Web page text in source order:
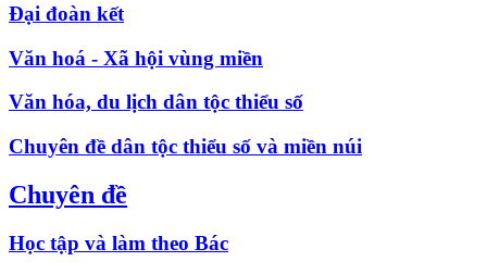
Đại đoàn kết
Văn hoá - Xã hội vùng miền
Văn hóa, du lịch dân tộc thiểu số
Chuyên đề dân tộc thiểu số và miền núi
Chuyên đề
Học tập và làm theo Bác